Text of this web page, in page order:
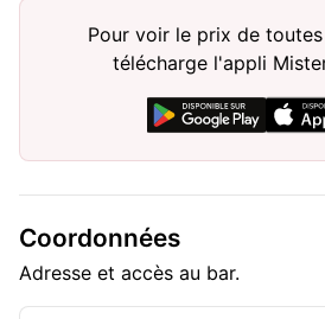
Pour voir le prix de
télécharge l'appli
Coordonnées
Adresse et accès au bar.